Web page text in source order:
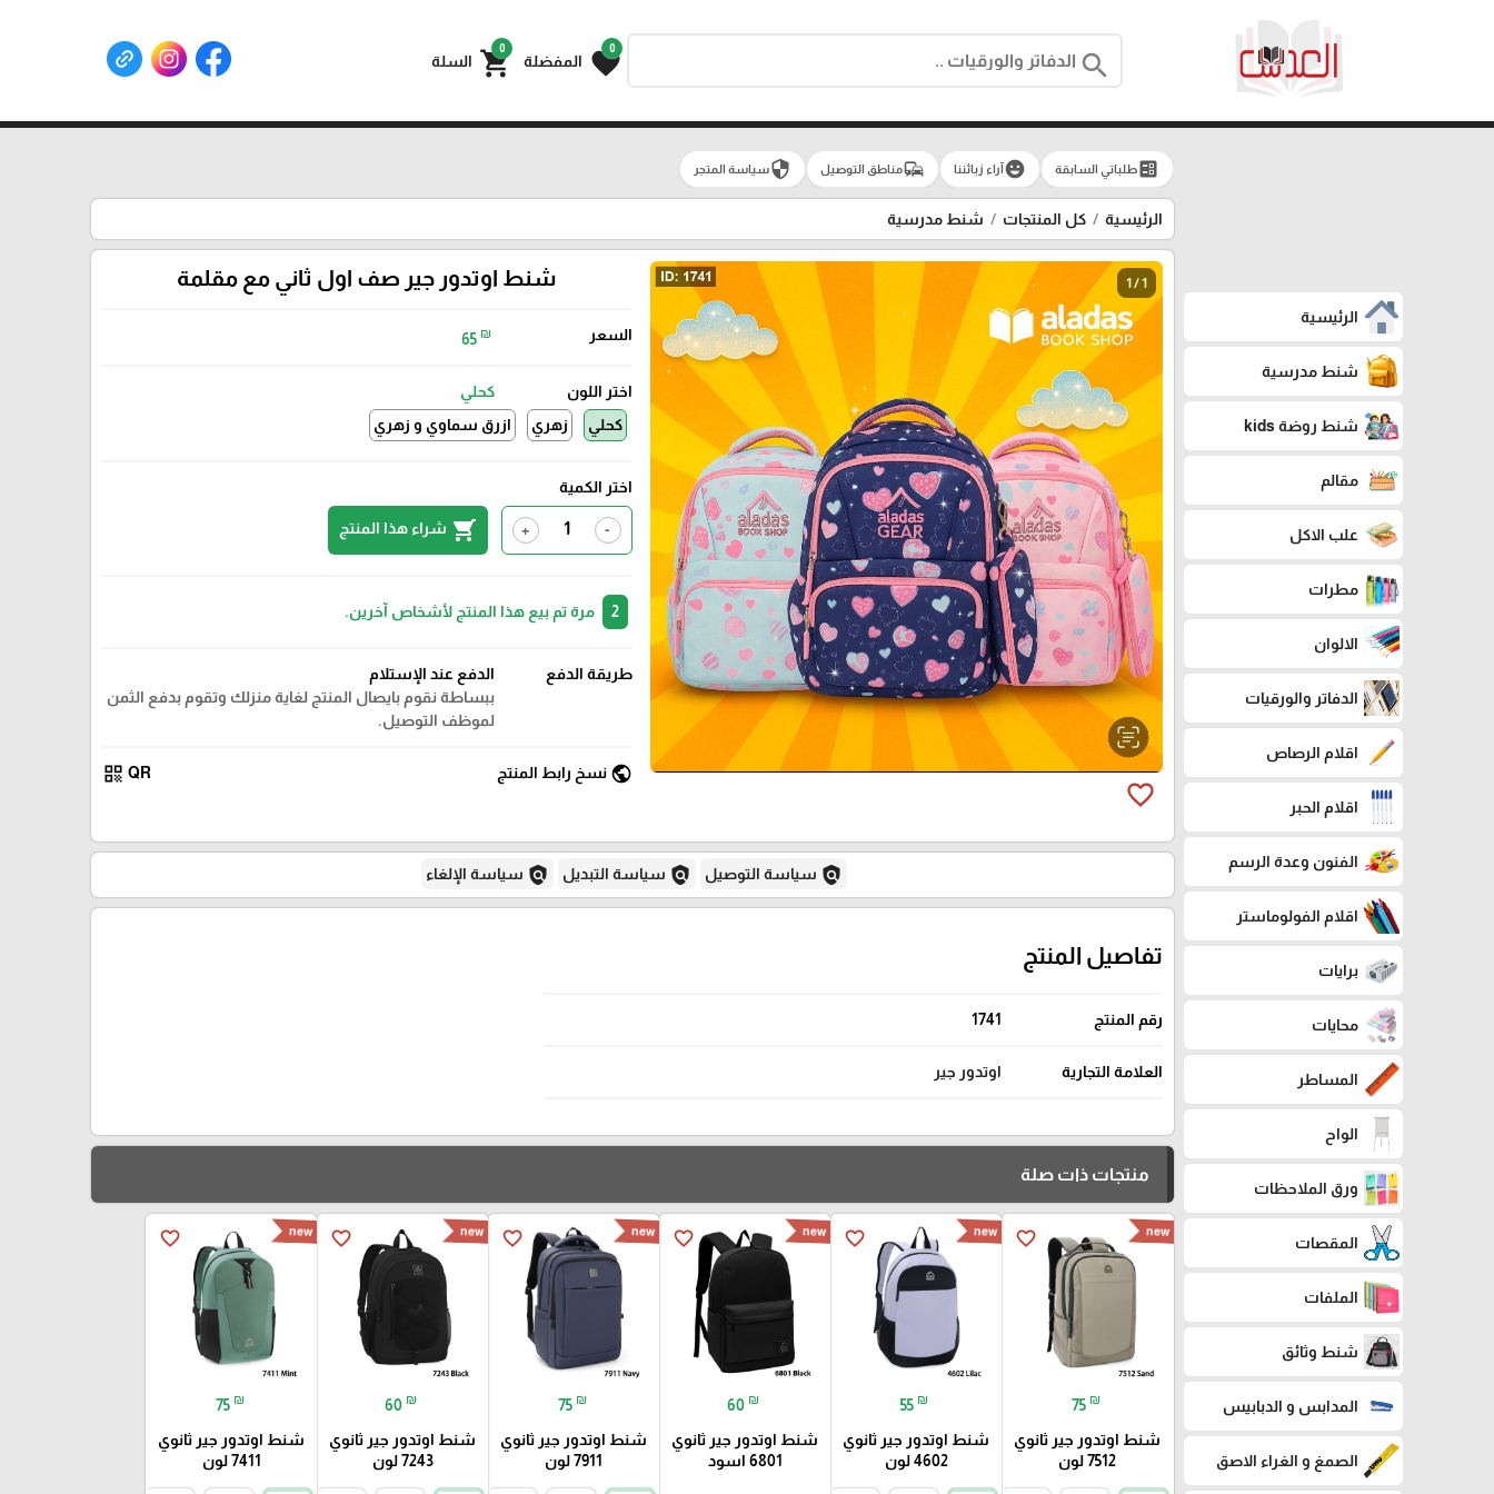
search
0
favorite المفضلة
0
shopping_cart السلة
الرئيسية
شنط مدرسية
شنط روضة kids
مقالم
علب الاكل
مطرات
الالوان
الدفاتر والورقيات
اقلام الرصاص
اقلام الحبر
الفنون وعدة الرسم
اقلام الفولوماستر
برايات
محايات
المساطر
الواح
ورق الملاحظات
المقصات
الملفات
شنط وثائق
المدابس و الدبابيس
الصمغ و الغراء الاصق
ballotطلباتي السابقة emoji_emotionsآراء زبائننا commuteمناطق التوصيل securityسياسة المتجر
الرئيسية كل المنتجات شنط مدرسية
1 / 1
favorite_border
شنط اوتدور جير صف اول ثاني مع مقلمة
السعر 65 ₪
اختر اللون
كحلي
كحلي
زهري ازرق سماوي و زهري
اختر الكمية
-
+
shopping_cart شراء هذا المنتج
2 مرة تم بيع هذا المنتج لأشخاص آخرين.
طريقة الدفع
الدفع عند الإستلام
ببساطة نقوم بايصال المنتج لغاية منزلك وتقوم بدفع الثمن
لموظف التوصيل.
public نسخ رابط المنتج QR
qr_code
policy سياسة التوصيل policy سياسة التبديل policy سياسة الإلغاء
تفاصيل المنتج
رقم المنتج 1741
العلامة التجارية اوتدور جير
منتجات ذات صلة
favorite_border new
75 ₪
شنط اوتدور جير ثانوي
7512 لون
favorite_border new
55 ₪
شنط اوتدور جير ثانوي
4602 لون
favorite_border new
60 ₪
شنط اوتدور جير ثانوي
6801 اسود
favorite_border new
75 ₪
شنط اوتدور جير ثانوي
7911 لون
favorite_border new
60 ₪
شنط اوتدور جير ثانوي
7243 لون
favorite_border new
75 ₪
شنط اوتدور جير ثانوي
7411 لون